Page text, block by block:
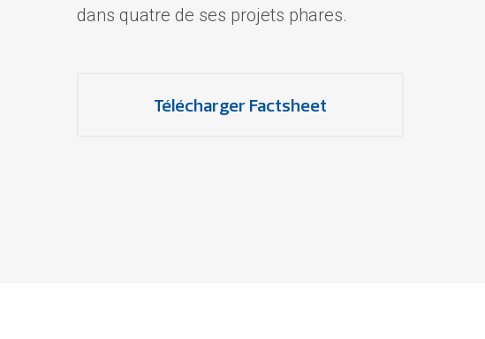
dans quatre de ses projets phares.
Télécharger Factsheet